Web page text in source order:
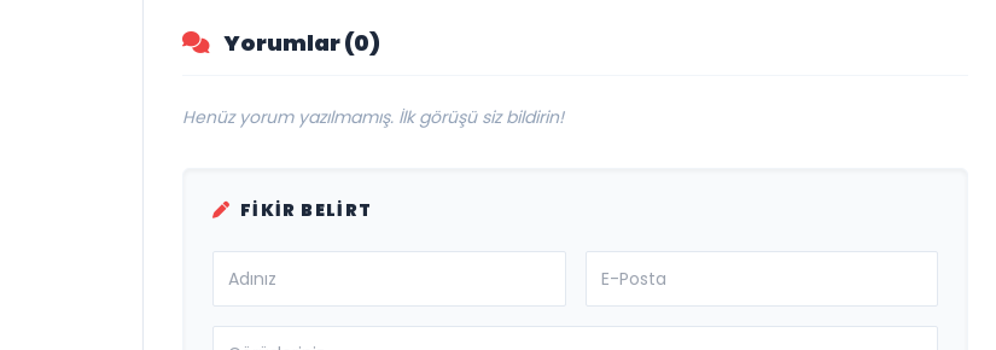
Yorumlar (0)
Henüz yorum yazılmamış. İlk görüşü siz bildirin!
FIKIR BELIRT